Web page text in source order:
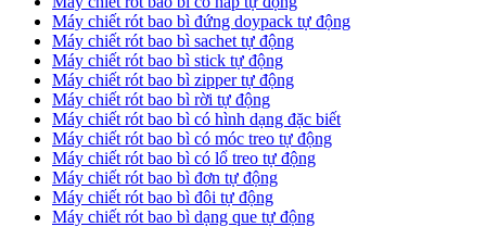
Máy chiết rót bao bì đứng doypack tự động
Máy chiết rót bao bì sachet tự động
Máy chiết rót bao bì stick tự động
Máy chiết rót bao bì zipper tự động
Máy chiết rót bao bì rời tự động
Máy chiết rót bao bì có hình dạng đặc biết
Máy chiết rót bao bì có móc treo tự động
Máy chiết rót bao bì có lổ treo tự động
Máy chiết rót bao bì đơn tự động
Máy chiết rót bao bì đôi tự động
Máy chiết rót bao bì dạng que tự động